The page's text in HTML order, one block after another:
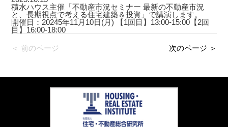
積水ハウス主催「不動産市況セミナー 最新の不動産市況
と、長期視点で考える住宅建築＆投資」で講演します。
開催日：20245年11月10日(月) 【1回目】13:00-15:00【2回
目】16:00-18:00
＜ 前のページ 次のページ ＞